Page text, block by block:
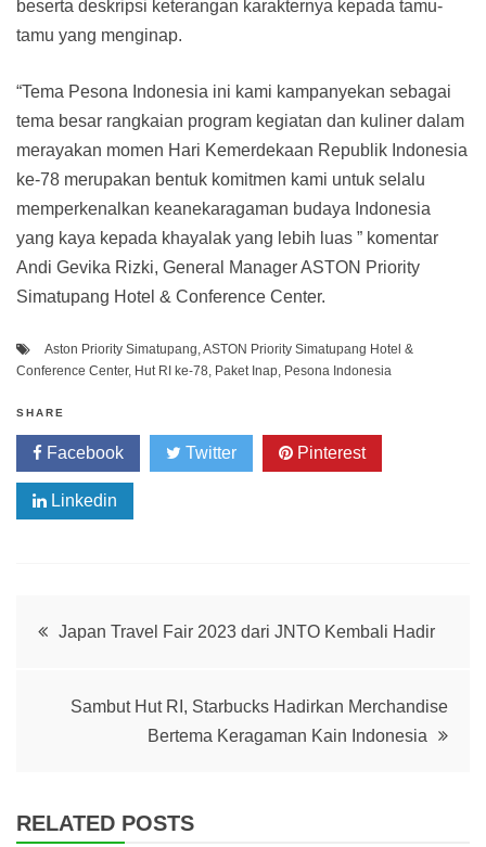
beserta deskripsi keterangan karakternya kepada tamu-
tamu yang menginap.
“Tema Pesona Indonesia ini kami kampanyekan sebagai
tema besar rangkaian program kegiatan dan kuliner dalam
merayakan momen Hari Kemerdekaan Republik Indonesia
ke-78 merupakan bentuk komitmen kami untuk selalu
memperkenalkan keanekaragaman budaya Indonesia
yang kaya kepada khayalak yang lebih luas ” komentar
Andi Gevika Rizki, General Manager ASTON Priority
Simatupang Hotel & Conference Center.
Aston Priority Simatupang,ASTON Priority Simatupang Hotel &
Conference Center, Hut RI ke-78, Paket Inap, Pesona Indonesia
SHARE
Facebook Twitter Pinterest
Linkedin
Post
Japan Travel Fair 2023 dari JNTO Kembali Hadir
Sambut Hut RI, Starbucks Hadirkan Merchandise
Bertema Keragaman Kain Indonesia
RELATED POSTS